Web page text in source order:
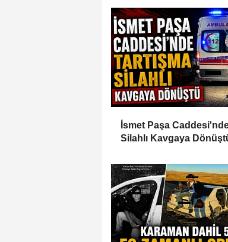
İsmet Paşa
Silahlı Kavgaya